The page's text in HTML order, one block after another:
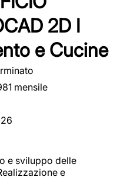
2D I
e Cucine
mensile
e sviluppo delle
e